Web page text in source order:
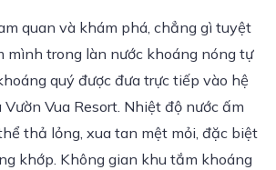
quan và khám phá, chẳng gì tuyệt
mình trong làn nước khoáng nóng tự
quý được đưa trực tiếp vào hệ
Vua Resort. Nhiệt độ nước ấm
thả lỏng, xua tan mệt mỏi, đặc biệt
khớp. Không gian khu tắm khoáng